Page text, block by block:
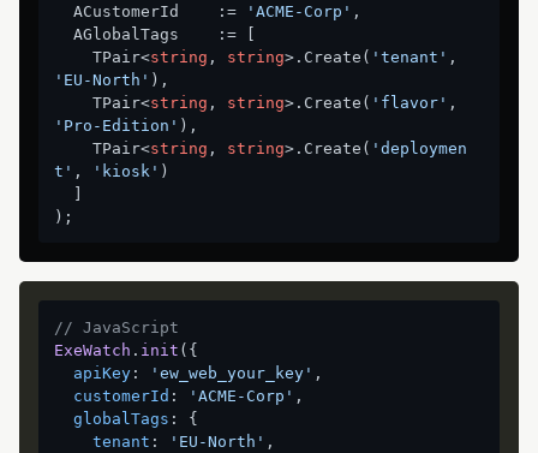
  ACustomerId    :=
'ACME-Corp' ,
    TPair<
string , string>.Create( 'tenant'
'EU-North' ),
    TPair<
string , string>.Create( 'flavor'
'Pro-Edition' ),
    TPair<
string , string>.Create( 'deploymen
t' , 'kiosk' )
// JavaScript
ExeWatch . init ({
apiKey: 'ew_web_your_key' ,
customerId : 'ACME-Corp' ,
globalTags : {
tenant : 'EU-North' ,